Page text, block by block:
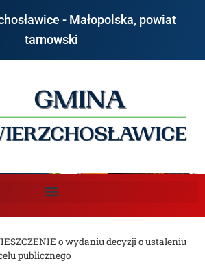
- Małopolska, powiat
tarnowski
o wydaniu decyzji o ustaleniu
publicznego